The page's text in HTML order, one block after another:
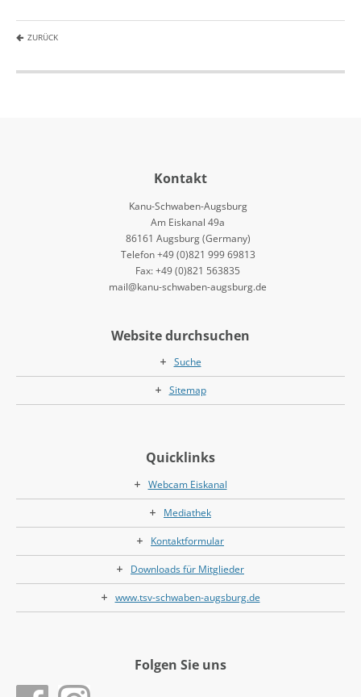
ZURÜCK
Kontakt
Kanu-Schwaben-Augsburg
Am Eiskanal 49a
86161 Augsburg (Germany)
Telefon +49 (0)821 999 69813
Fax: +49 (0)821 563835
mail@kanu-schwaben-augsburg.de
Website durchsuchen
Suche
Sitemap
Quicklinks
Webcam Eiskanal
Mediathek
Kontaktformular
Downloads für Mitglieder
www.tsv-schwaben-augsburg.de
Folgen Sie uns